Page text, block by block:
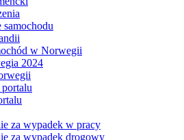
samochodu
w Norwegii
2024
portalu
za wypadek w pracy
za wypadek drogowy